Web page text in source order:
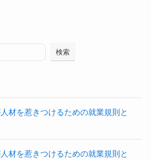
検索
材を惹きつけるための就業規則と
材を惹きつけるための就業規則と